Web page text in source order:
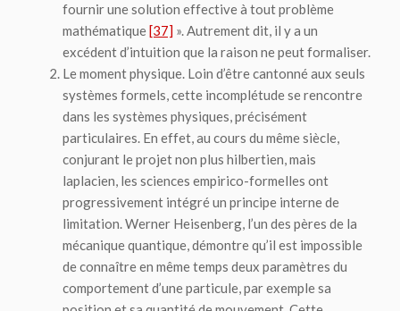
fournir une solution effective à tout problème
mathématique[37] ». Autrement dit, il y a un
excédent d’intuition que la raison ne peut formaliser.
Le momentphysique. Loin d’être cantonné aux seuls
systèmes formels, cette incomplétude se rencontre
dans les systèmes physiques, précisément
particulaires. En effet, au cours du même siècle,
conjurant le projet non plus hilbertien, mais
laplacien, les sciences empirico-formelles ont
progressivement intégré un principe interne de
limitation. Werner Heisenberg, l’un des pères de la
mécanique quantique, démontre qu’il est impossible
de connaître en même temps deux paramètres du
comportement d’une particule, par exemple sa